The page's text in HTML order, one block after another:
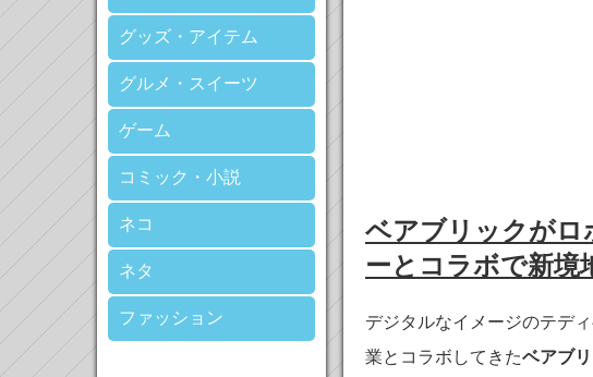
グッズ・アイテム
グルメ・スイーツ
ゲーム
コミック・小説
ネコ
ネタ
ファッション
ベアブリックがロ
ーとコラボで新境
デジタルなイメージのテデ
業とコラボしてきたベアブ